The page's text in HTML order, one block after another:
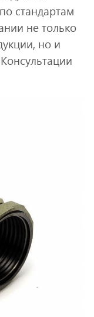
стандартам
не только
но и